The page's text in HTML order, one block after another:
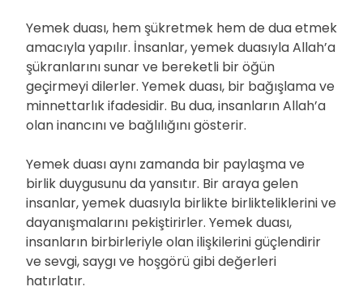
Yemek duası, hem şükretmek hem de dua etmek
amacıyla yapılır. İnsanlar, yemek duasıyla Allah’a
şükranlarını sunar ve bereketli bir öğün
geçirmeyi dilerler. Yemek duası, bir bağışlama ve
minnettarlık ifadesidir. Bu dua, insanların Allah’a
olan inancını ve bağlılığını gösterir.
Yemek duası aynı zamanda bir paylaşma ve
birlik duygusunu da yansıtır. Bir araya gelen
insanlar, yemek duasıyla birlikte birlikteliklerini ve
dayanışmalarını pekiştirirler. Yemek duası,
insanların birbirleriyle olan ilişkilerini güçlendirir
ve sevgi, saygı ve hoşgörü gibi değerleri
hatırlatır.